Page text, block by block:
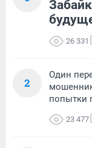
26 331
2
Один
попытки
23 477